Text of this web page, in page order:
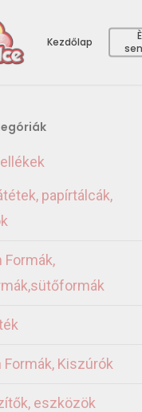
Kezdőlap
È
papírtálcák,
Formák,
Formák, Kiszúrók
eszközök